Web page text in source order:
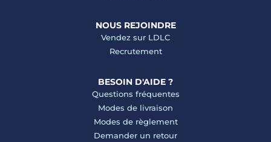
NOUS REJOINDRE
Vendez sur LDLC
Recrutement
BESOIN D'AIDE ?
Questions fréquentes
Modes de livraison
Modes de règlement
Demander un retour